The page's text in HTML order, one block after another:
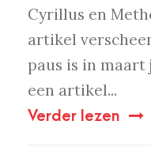
Cyrillus en
artikel
paus is in maart
een artikel...
Verder lezen